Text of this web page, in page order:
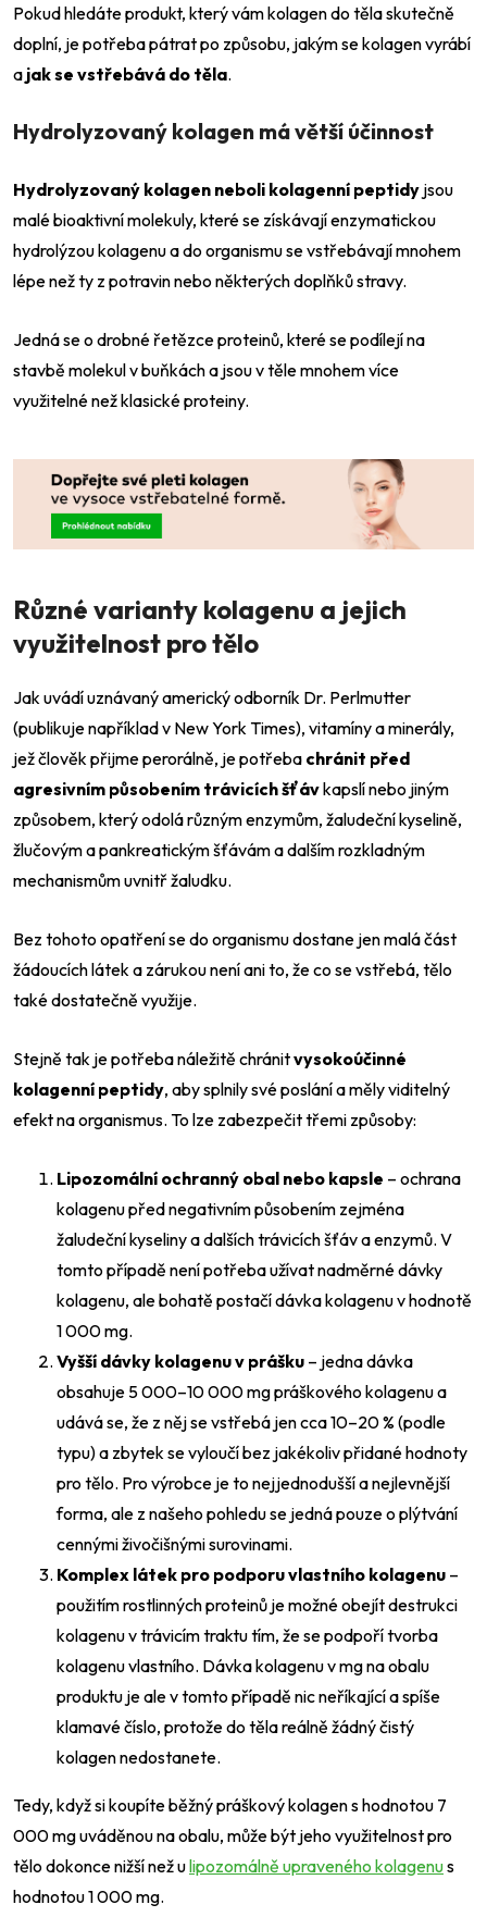
Pokud hledáte produkt, který vám kolagen do těla skutečně
doplní, je potřeba pátrat po způsobu, jakým se kolagen vyrábí
a jak se vstřebává do těla.
Hydrolyzovaný kolagen má větší účinnost
Hydrolyzovaný kolagen neboli kolagenní peptidy jsou
malé bioaktivní molekuly, které se získávají enzymatickou
hydrolýzou kolagenu a do organismu se vstřebávají mnohem
lépe než ty z potravin nebo některých doplňků stravy.
Jedná se o drobné řetězce proteinů, které se podílejí na
stavbě molekul v buňkách a jsou v těle mnohem více
využitelné než klasické proteiny.
Různé varianty kolagenu a jejich
využitelnost pro tělo
Jak uvádí uznávaný americký odborník Dr. Perlmutter
(publikuje například v New York Times), vitamíny a minerály,
jež člověk přijme perorálně, je potřeba chránit před
agresivním působením trávicích šťávkapslí nebo jiným
způsobem, který odolá různým enzymům, žaludeční kyselině,
žlučovým a pankreatickým šťávám a dalším rozkladným
mechanismům uvnitř žaludku.
Bez tohoto opatření se do organismu dostane jen malá část
žádoucích látek a zárukou není ani to, že co se vstřebá, tělo
také dostatečně využije.
Stejně tak je potřeba náležitě chránitvysokoúčinné
kolagenní peptidy, aby splnily své poslání a měly viditelný
efekt na organismus. To lze zabezpečit třemi způsoby:
Lipozomální ochranný obal nebo kapsle – ochrana
kolagenu před negativním působením zejména
žaludeční kyseliny a dalších trávicích šťáv a enzymů. V
tomto případě není potřeba užívat nadměrné dávky
kolagenu, ale bohatě postačí dávka kolagenu v hodnotě
1 000 mg.
Vyšší dávky kolagenu v prášku – jedna dávka
obsahuje 5 000–10 000 mg práškového kolagenu a
udává se, že z něj se vstřebá jen cca 10–20 % (podle
typu) a zbytek se vyloučí bez jakékoliv přidané hodnoty
pro tělo. Pro výrobce je to nejjednodušší a nejlevnější
forma, ale z našeho pohledu se jedná pouze o plýtvání
cennými živočišnými surovinami.
Komplex látek pro podporu vlastního kolagenu –
použitím rostlinných proteinů je možné obejít destrukci
kolagenu v trávicím traktu tím, že se podpoří tvorba
kolagenu vlastního. Dávka kolagenu v mg na obalu
produktu je ale v tomto případě nic neříkající a spíše
klamavé číslo, protože do těla reálně žádný čistý
kolagen nedostanete.
Tedy, když si koupíte běžný práškový kolagen s hodnotou 7
000 mg uváděnou na obalu, může být jeho využitelnost pro
tělo dokonce nižší než ulipozomálně upraveného kolagenus
hodnotou 1 000 mg.